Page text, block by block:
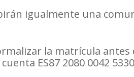
igualmente una
la matrícula
ES87 2080 0042